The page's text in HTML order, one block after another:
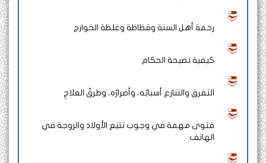
رحمة أهل السنة وفظاظة وغلظة الخوارج
كيفية نصيحة الحكام
التفرق والتنازع أسبابُه، وأضرارُه، وطرقُ العلاجِ
فتوى مهمة في وجوب تتبع الأولاد والزوجة في
الهاتف